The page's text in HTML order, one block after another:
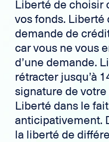
Liberté de choisir
vos fonds. Liberté
demande de
car vous ne vous
d’une demande.
rétracter jusqu’à
signature de
Liberté dans le
anticipativement.
la liberté de